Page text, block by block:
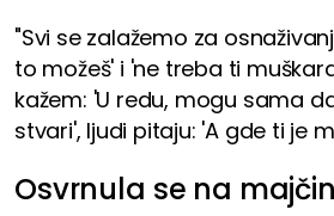
"Svi se zalažemo za
to možeš' i 'ne treba ti
kažem: 'U redu, mogu sama
stvari', ljudi pitaju: 'A gde ti je
Osvrnula se na